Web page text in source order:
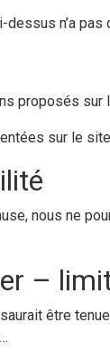
n’a pas
proposés
sur le site
nous ne
–
être